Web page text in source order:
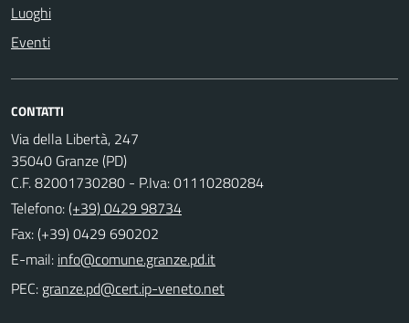
Luoghi
Eventi
CONTATTI
Via della Libertà, 247
35040 Granze (PD)
C.F. 82001730280 - P.Iva: 01110280284
Telefono:(+39) 0429 98734
Fax: (+39) 0429 690202
E-mail:
PEC: